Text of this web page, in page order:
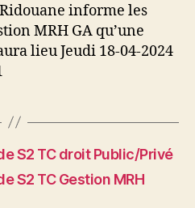
informe les
MRH GA qu’une
lieu Jeudi 18-04-2024
S2 TC droit Public/Privé
S2 TC Gestion MRH